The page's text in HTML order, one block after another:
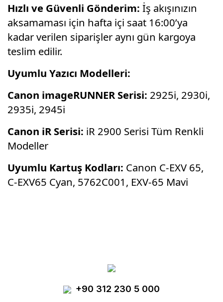
Hızlı ve Güvenli Gönderim: İş akışınızın
aksamaması için hafta içi saat 16:00’ya
kadar verilen siparişler aynı gün kargoya
teslim edilir.
Uyumlu Yazıcı Modelleri:
Canon imageRUNNER Serisi: 2925i, 2930i,
2935i, 2945i
Canon iR Serisi: iR 2900 Serisi Tüm Renkli
Modeller
Uyumlu Kartuş Kodları: Canon C-EXV 65,
C-EXV65 Cyan, 5762C001, EXV-65 Mavi
Yorum Yaz
Ürün resmi kalitesiz, bozuk veya
+90 312 230 5 000